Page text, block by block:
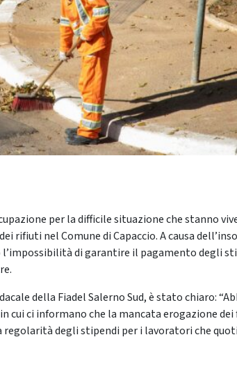
per la difficile situazione che stanno
rifiuti nel Comune di Capaccio. A causa
l’impossibilità di garantire il pagamento degli
della Fiadel Salerno Sud, è stato chiaro:
cui ci informano che la mancata erogazione
regolarità degli stipendi per i lavoratori che